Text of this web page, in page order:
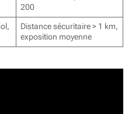
200
Distance sécuritaire > 1 km,
exposition moyenne